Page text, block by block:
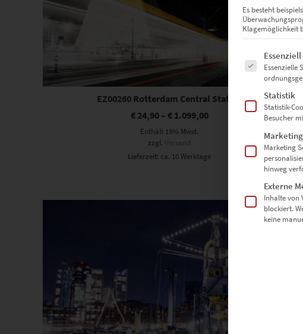
EZ00260 Rotterdam Central Station
€24,90– €1.099,00
Enthält 19% Mwst.
zzgl.Versand
Lieferzeit: ca. 10 Werktage
Dieses Produkt weist mehrere Varianten auf. Die Optionen können auf der Produktseite gewählt werden
Es besteht
Klagemöglichkeit
Es folgt eine
Essenziell
Essenzielle
Statistik
Statistik-
Besucher
Marketing
Marketing
hinweg
Externe
Inhalte von
blockiert.
keine